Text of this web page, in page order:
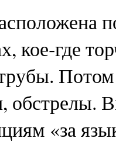
кое‑где
обстрелы.
«за